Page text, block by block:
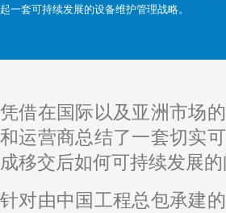
起一套可持续发展的设备维护管理战略。
凭借在国际以及亚洲市场
和运营商总结了一套切实
成移交后如何可持续发展的
针对由中国工程总包承建